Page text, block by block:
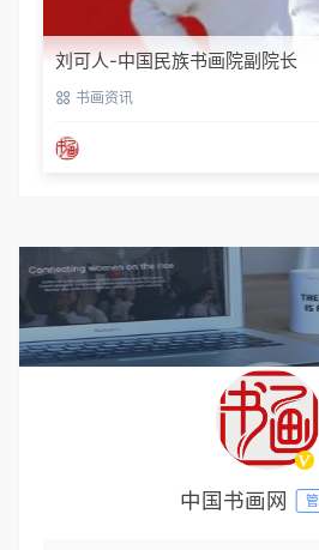
刘可人-中国民族书画院副院长
书画资讯
中国书画网